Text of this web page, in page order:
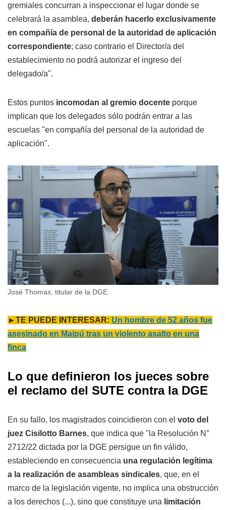
gremiales concurran a inspeccionar el lugar donde se
celebrará la asamblea, deberán hacerlo exclusivamente
en compañía de personal de la autoridad de aplicación
correspondiente; caso contrario el Director/a del
establecimiento no podrá autorizar el ingreso del
delegado/a".
Estos puntos incomodan al gremio docente porque
implican que los delegados sólo podrán entrar a las
escuelas "en compañía del personal de la autoridad de
aplicación".
José Thomas, titular de la DGE.
►TE PUEDE INTERESAR: Un hombre de 52 años fue
asesinado en Maipú tras un violento asalto en una
finca
Lo que definieron los jueces sobre
el reclamo del SUTE contra la DGE
En su fallo, los magistrados coincidieron con el voto del
juez Cisilotto Barnes, que indica que "la Resolución N°
2712/22 dictada por la DGE persigue un fin válido,
estableciendo en consecuencia una regulación legítima
a la realización de asambleas sindicales, que, en el
marco de la legislación vigente, no implica una obstrucción
a los derechos (...), sino que constituye una limitación